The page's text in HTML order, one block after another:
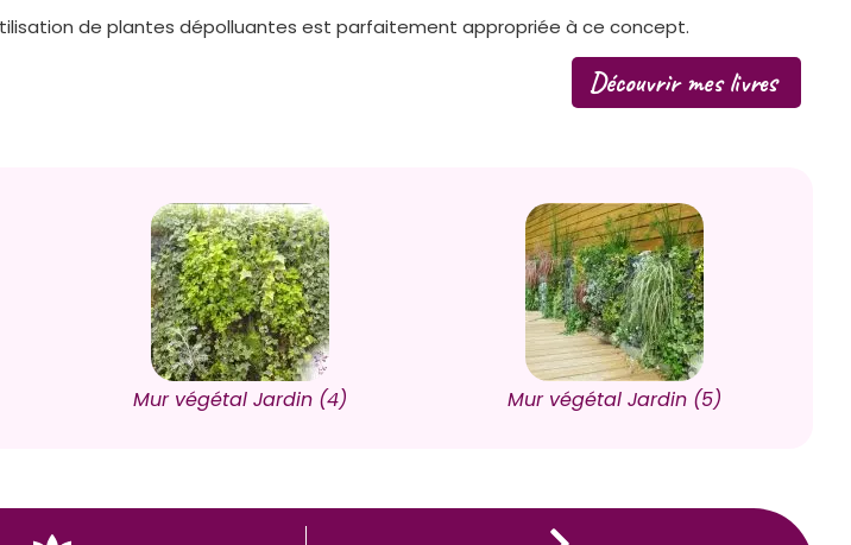
de plantes dépolluantes est parfaitement appropriée à ce concept.
Découvrir mes livres
Mur végétal Jardin (4) Mur végétal Jardin (5)